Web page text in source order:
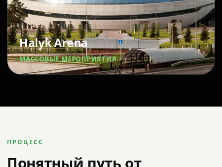
Halyk Arena
МАССОВЫЕ МЕРОПРИЯТИЯ
ПРОЦЕСС
Понятный путь от